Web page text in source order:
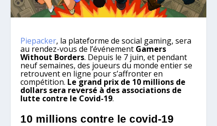
Piepacker, la plateforme de social gaming, sera
au rendez-vous de l’événement Gamers
Without Borders. Depuis le 7 juin, et pendant
neuf semaines, des joueurs du monde entier se
retrouvent en ligne pour s’affronter en
compétition. Le grand prix de 10 millions de
dollars sera reversé à des associations de
lutte contre le Covid-19.
10 millions contre le covid-19